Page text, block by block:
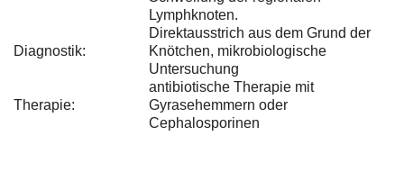
Lymphknoten.
Diagnostik:
Direktausstrich aus dem Grund der
Knötchen, mikrobiologische
Untersuchung
Therapie:
antibiotische Therapie mit
Gyrasehemmern oder
Cephalosporinen